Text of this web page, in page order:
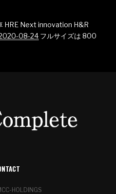
HRE Next innovation H&R
08-24 フルサイズは 800
HOLDINGS